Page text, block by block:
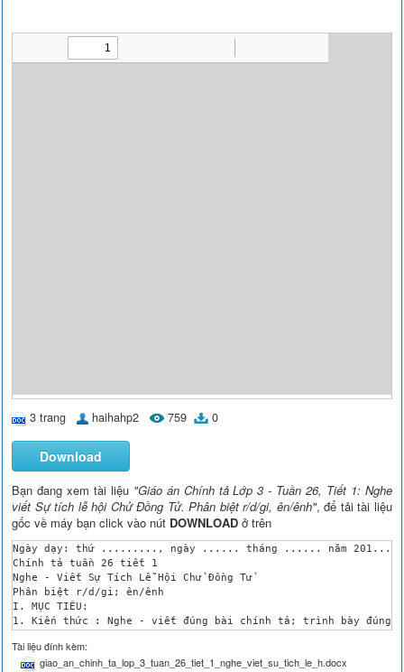
3 trang haihahp2 759 0
Download
Bạn đang xem tài liệu "Giáo án Chính tả Lớp 3 - Tuần 26, Tiết 1: Nghe
viết Sự tích lễ hội Chử Đồng Tử. Phân biệt r/d/gi, ên/ênh", để tải tài liệu
gốc về máy bạn click vào nút DOWNLOAD ở trên
Ngày dạy: thứ ........., ngày ...... tháng ...... năm 201...
Chính tả tuần 26 tiết 1
Nghe - Viết Sự Tích Lễ Hội Chử Đồng Tử
Phân biệt r/d/gi; ên/ênh
I. MỤC TIÊU:
1. Kiến thức : Nghe - viết đúng bài chính tả; trình bày đúng
2. Kĩ năng : Làm đúng Bài tập (2) a/b hoặc Bài tập chính tả
3. Thái độ: Giáo dục học sinh ‎ thức “Rèn chữ - Giữ vở”; yêu
II. ĐỒ DÙNG DẠY - HỌC:
Tài liệu đính kèm:
giao_an_chinh_ta_lop_3_tuan_26_tiet_1_nghe_viet_su_tich_le_h.docx